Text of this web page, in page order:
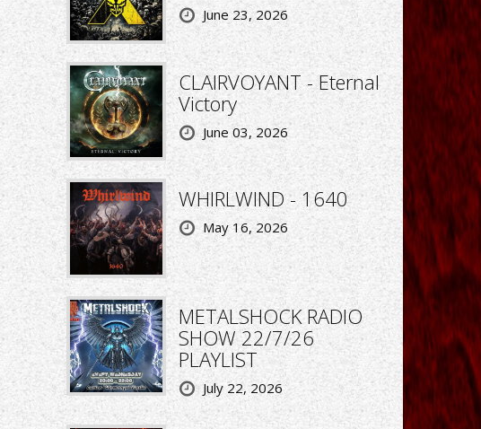
June 23, 2026
CLAIRVOYANT - Eternal
Victory
June 03, 2026
WHIRLWIND - 1640
May 16, 2026
METALSHOCK RADIO
SHOW 22/7/26
PLAYLIST
July 22, 2026